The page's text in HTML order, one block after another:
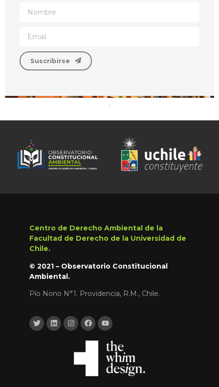
Suscribirse
.
Centro de Derecho Ambiental de la
Facultad de Derecho de la Universidad de
Chile.
© 2021 – Observatorio Constitucional
Ambiental.
Pío Nono N°1. Providencia, R.M., Chile.